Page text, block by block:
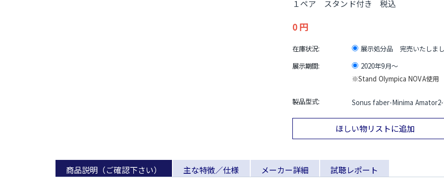
１ペア スタンド付き 税込
0 円
在庫状況:
展示処分品 完売いたしま
展示期間:
2020年9月～
※Stand Olympica NOVA使用
製品型式: Sonus faber-Minima
ほしい物リストに追加
商品説明（ご確認下さい） 主な特徴／仕様 メーカー詳細 試聴レポート